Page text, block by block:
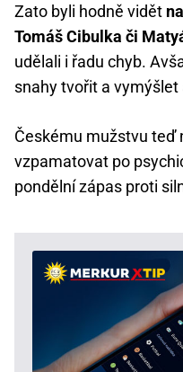
Zato byli hodně vidět
Tomáš Cibulka či
udělali i řadu chyb.
snahy tvořit a vymýšlet
Českému mužstvu teď
vzpamatovat po
pondělní zápas proti